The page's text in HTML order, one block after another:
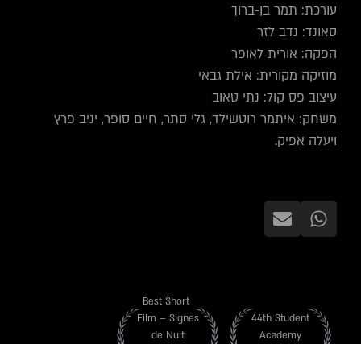
עורכת: תמר בן-ברוך
סאונד: נדב לזר
הפקה: אורית לאופר
מוזיקה מקורית: אילת גבאי
עיצוב פס קול: נתי טאוב
משחק: איתמר רוטשילד, גלי סתר, חיים סופר, יניב פרץ
ויעלה אפיק.
44th Student
Academy
Best Short
Film – Signes
de Nuit